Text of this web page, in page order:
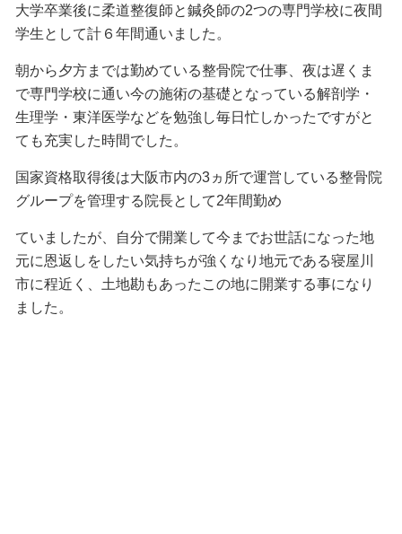
大学卒業後に柔道整復師と鍼灸師の2つの専門学校に夜間
学生として計６年間通いました。
朝から夕方までは勤めている整骨院で仕事、夜は遅くま
で専門学校に通い今の施術の基礎となっている解剖学・
生理学・東洋医学などを勉強し毎日忙しかったですがと
ても充実した時間でした。
国家資格取得後は大阪市内の3ヵ所で運営している整骨院
グループを管理する院長として2年間勤め
ていましたが、自分で開業して今までお世話になった地
元に恩返しをしたい気持ちが強くなり地元である寝屋川
市に程近く、土地勘もあったこの地に開業する事になり
ました。